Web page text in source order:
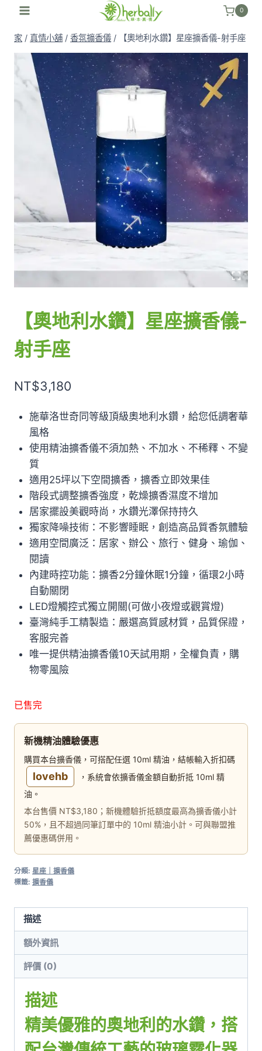
0
家 / 真情小舖 / 香氛擴香儀 / 【奧地利水鑽】星座擴香儀-射手座
【奧地利水鑽】星座擴香儀-
射手座
NT$3,180
施華洛世奇同等級頂級奧地利水鑽，給您低調奢華
風格
使用精油擴香儀不須加熱、不加水、不稀釋、不變
質
適用25坪以下空間擴香，擴香立即效果佳
階段式調整擴香強度，乾燥擴香濕度不增加
居家擺設美觀時尚，水鑽光澤保持持久
獨家降噪技術：不影響睡眠，創造高品質香氛體驗
適用空間廣泛：居家、辦公、旅行、健身、瑜伽、
閱讀
內建時控功能：擴香2分鐘休眠1分鐘，循環2小時
自動關閉
LED燈觸控式獨立開關(可做小夜燈或觀賞燈)
臺灣純手工精製造：嚴選高質感材質，品質保證，
客服完善
唯一提供精油擴香儀10天試用期，全權負責，購
物零風險
已售完
新機精油體驗優惠
購買本台擴香儀，可搭配任選 10ml 精油，結帳輸入折扣碼
lovehb
，系統會依擴香儀金額自動折抵 10ml 精
油。
本台售價 NT$3,180；新機體驗折抵額度最高為擴香儀小計
50%，且不超過同筆訂單中的 10ml 精油小計。可與聯盟推
薦優惠碼併用。
分類: 星座｜擴香儀
標籤: 擴香儀
描述
額外資訊
評價 (0)
描述
精美優雅的奧地利的水鑽，搭